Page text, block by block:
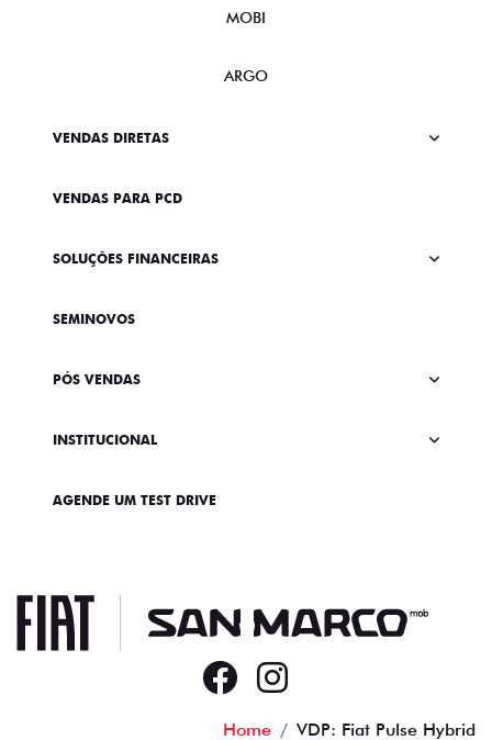
MOBI
ARGO
VENDAS DIRETAS
VENDAS PARA PCD
SOLUÇÕES FINANCEIRAS
SEMINOVOS
PÓS VENDAS
INSTITUCIONAL
AGENDE UM TEST DRIVE
Home VDP: Fiat Pulse Hybrid